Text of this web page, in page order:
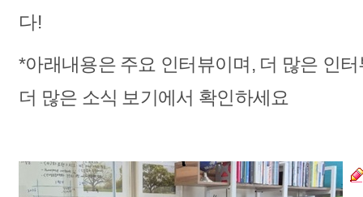
다!
*아래내용은 주요 인터뷰이며, 더 많은 인
더 많은 소식 보기에서 확인하세요